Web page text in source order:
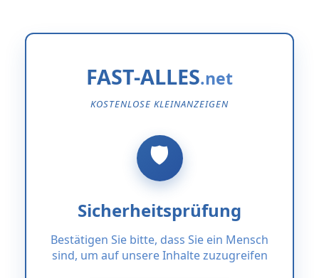
FAST-ALLES
KOSTENLOSE KLEINANZEIGEN
Sicherheitsprüfung
Bestätigen Sie bitte, dass Sie ein Mensch
sind, um auf unsere Inhalte zuzugreifen